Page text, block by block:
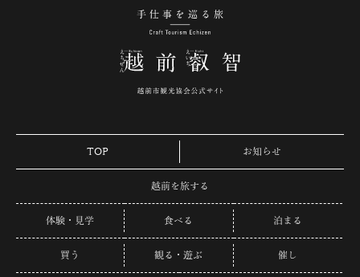
TOP お知らせ
越前を旅する
体験・見学 食べる 泊まる
買う 観る・遊ぶ 催し